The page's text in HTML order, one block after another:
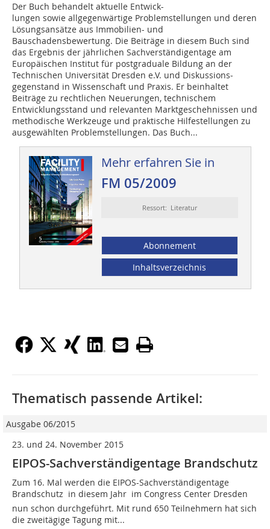
Der Buch behandelt aktuelle ­Entwick-
­lungen sowie allgegenwärtige Problemstellungen und deren
Lösungsansätze aus Immobilien- und
Bauschadensbewertung. Die Beiträge in diesem Buch sind
das Ergebnis der jährlichen Sachverständigentage am
Europäischen Institut für postgraduale Bildung an der
Technischen Universität Dresden e.V. und Diskussions­
gegenstand in Wissenschaft und Praxis. Er beinhaltet
Beiträge zu rechtlichen Neuerungen, techni­schem
Entwicklungsstand und relevanten Marktgeschehnissen und
methodische Werkzeuge und praktische Hilfestellungen zu
ausgewählten Problemstellungen. Das Buch...
Mehr erfahren Sie in
FM 05/2009
Ressort: Literatur
Abonnement
Inhaltsverzeichnis
Thematisch passende Artikel:
Ausgabe 06/2015
23. und 24. November 2015
EIPOS-Sachverständigentage Brandschutz
Zum 16. Mal werden die EIPOS-Sachverständigentage
Brandschutz in diesem Jahr  im Congress Center Dresden 
nun schon durchgeführt. Mit rund 650 Teilnehmern hat sich
die zweitägige Tagung mit...